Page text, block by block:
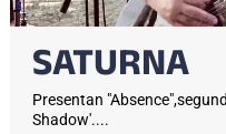
SATURNA
Presentan
Shadow'....